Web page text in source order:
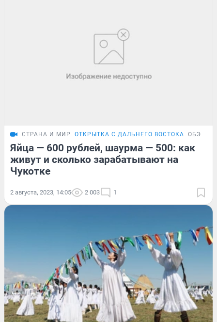
СТРАНА И МИР ОТКРЫТКА С ДАЛЬНЕГО ВОСТОКА ОБЗОР
Яйца — 600 рублей, шаурма — 500: как
живут и сколько зарабатывают на
Чукотке
2 августа, 2023, 14:05 2 003 1